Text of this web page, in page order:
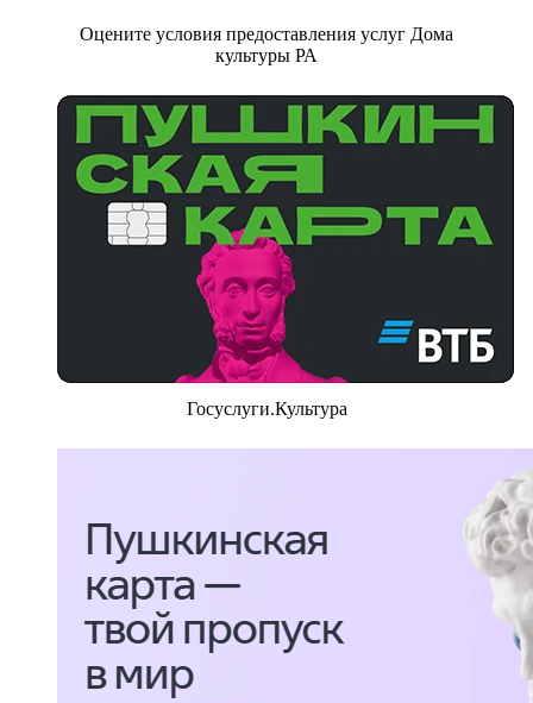
Оцените условия предоставления услуг Дома
культуры РА
Госуслуги.Культура